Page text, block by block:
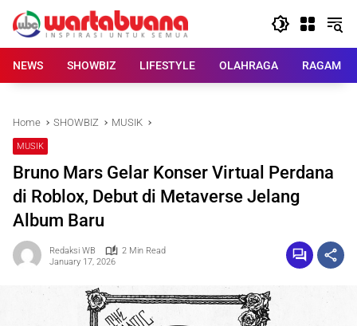
content
NEWS
SHOWBIZ LIFESTYLE OLAHRAGA RAGAM
Home SHOWBIZ MUSIK
MUSIK
Bruno Mars Gelar Konser Virtual Perdana
di Roblox, Debut di Metaverse Jelang
Album Baru
Redaksi WB
2 Min Read
January 17, 2026